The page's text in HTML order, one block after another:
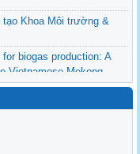
tạo Khoa Môi trường &
biogas production: A
Vietnamese Mekong
in the Vietnamese